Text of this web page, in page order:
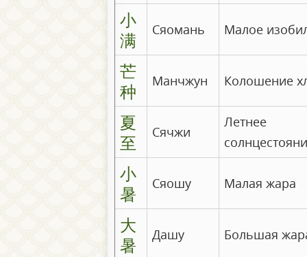
小
满
Сяомань Малое
芒
种
Манчжун Колошение
夏
至
Сячжи
Летнее
小
暑
Сяошу Малая жара
大
暑
Дашу Большая